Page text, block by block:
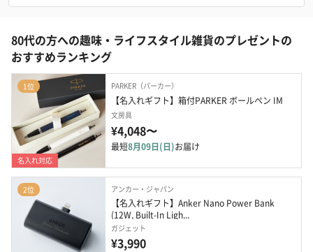
80代の方への趣味・ライフスタイル雑貨のプレゼントの
おすすめランキング
1位
名入れ対応
PARKER（パーカー）
【名入れギフト】箱付PARKER ボールペン IM
文房具
¥4,048〜
最短8月09日(日)お届け
2位 アンカー・ジャパン
【名入れギフト】Anker Nano Power Bank
(12W, Built-In Ligh...
ガジェット
¥3,990